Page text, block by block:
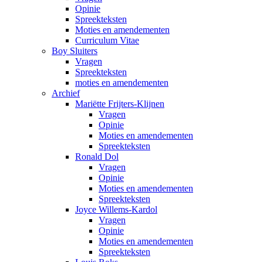
Opinie
Spreekteksten
Moties en amendementen
Curriculum Vitae
Boy Sluiters
Vragen
Spreekteksten
moties en amendementen
Archief
Mariëtte Frijters-Klijnen
Vragen
Opinie
Moties en amendementen
Spreekteksten
Ronald Dol
Vragen
Opinie
Moties en amendementen
Spreekteksten
Joyce Willems-Kardol
Vragen
Opinie
Moties en amendementen
Spreekteksten